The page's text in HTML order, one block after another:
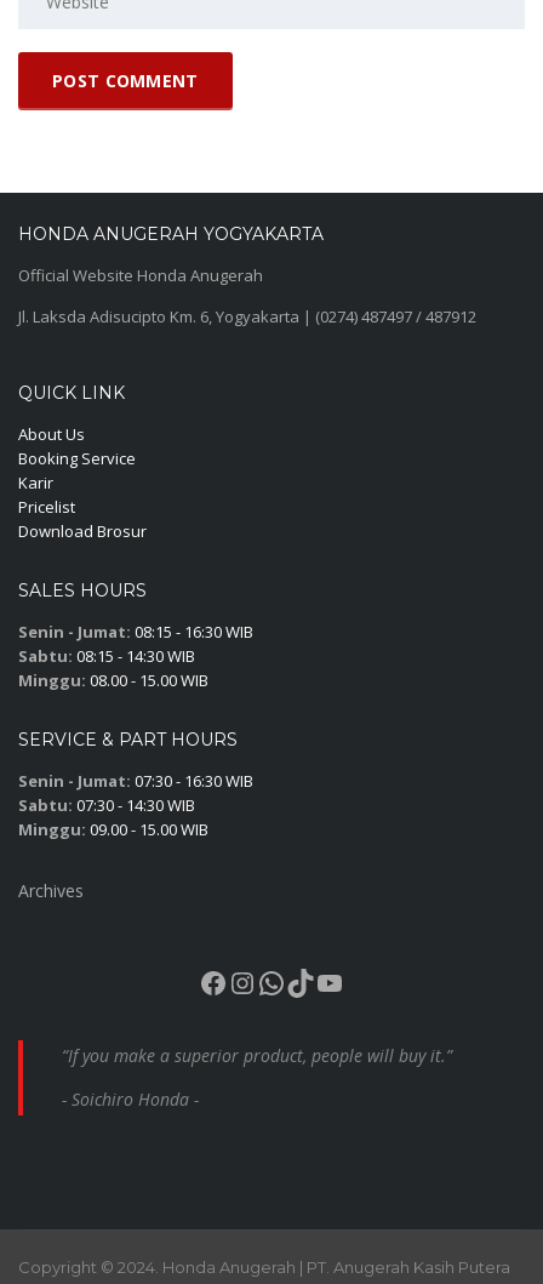
HONDA ANUGERAH YOGYAKARTA
Official Website Honda Anugerah
Jl. Laksda Adisucipto Km. 6, Yogyakarta | (0274) 487497 / 487912
QUICK LINK
About Us
Booking Service
Karir
Pricelist
Download Brosur
SALES HOURS
Senin - Jumat: 08:15 - 16:30 WIB
Sabtu: 08:15 - 14:30 WIB
Minggu: 08.00 - 15.00 WIB
SERVICE & PART HOURS
Senin - Jumat: 07:30 - 16:30 WIB
Sabtu: 07:30 - 14:30 WIB
Minggu: 09.00 - 15.00 WIB
Archives
Facebook
Instagram
WhatsApp
TikTok
YouTube
“If you make a superior product, people will buy it.”
- Soichiro Honda -
Copyright © 2024. Honda Anugerah | PT. Anugerah Kasih Putera